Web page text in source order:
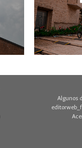
Algunos